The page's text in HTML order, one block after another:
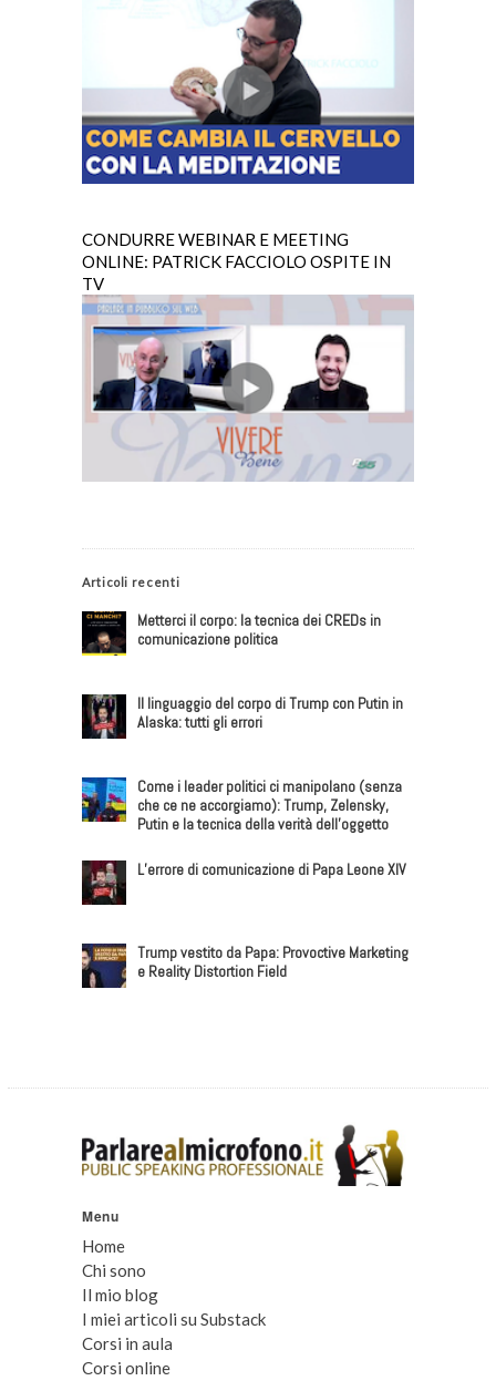
CONDURRE WEBINAR E MEETING
ONLINE: PATRICK FACCIOLO OSPITE IN
TV
Articoli recenti
Metterci il corpo: la tecnica dei CREDs in
comunicazione politica
Il linguaggio del corpo di Trump con Putin in
Alaska: tutti gli errori
Come i leader politici ci manipolano (senza
che ce ne accorgiamo): Trump, Zelensky,
Putin e la tecnica della verità dell’oggetto
L’errore di comunicazione di Papa Leone XIV
Trump vestito da Papa: Provoctive Marketing
e Reality Distortion Field
Menu
Home
Chi sono
Il mio blog
I miei articoli su Substack
Corsi in aula
Corsi online